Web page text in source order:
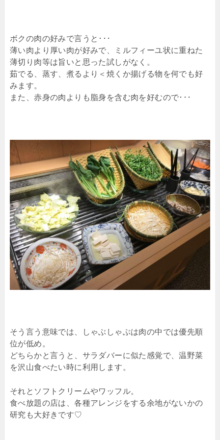
ボクの肉の好みで言うと･･･
薄い肉より厚い肉が好みで、ミルフィーユ状に重ねた
薄切り肉等は旨いと思った試しがなく。
茹でる、蒸す、煮るより＜焼くか揚げる物を何でも好
みます。
また、赤身の肉よりも脂身を含む肉を好むので･･･
そう言う意味では、しゃぶしゃぶは肉の中では優先順
位が低め。
どちらかと言うと、サラダバーに似た感覚で、温野菜
を沢山食べたい時に利用します。
それとソフトクリームやワッフル。
食べ放題の店は、各種アレンジをする余地がないかの
研究も大好きです♡